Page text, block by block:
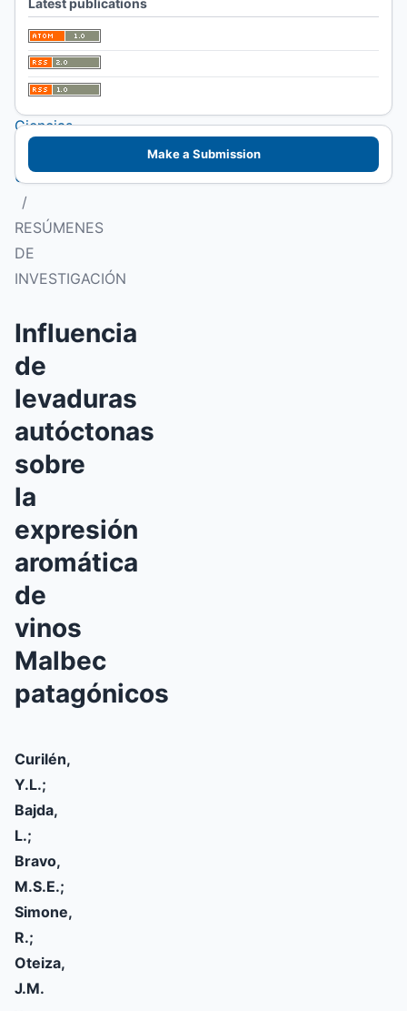
Patagónico de
Alimentos.
Facultad de
Ciencias
UNLPam
/
RESÚMENES
DE
INVESTIGACIÓN
Influencia
de
levaduras
autóctonas
sobre
la
expresión
aromática
de
vinos
Malbec
patagónicos
Curilén,
Y.L.;
Bajda,
L.;
Bravo,
M.S.E.;
Simone,
R.;
Oteiza,
J.M.
Make a Submission